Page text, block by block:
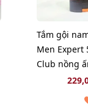
Tắm gội
Men Expert
Club nồng
(màu nâu) -